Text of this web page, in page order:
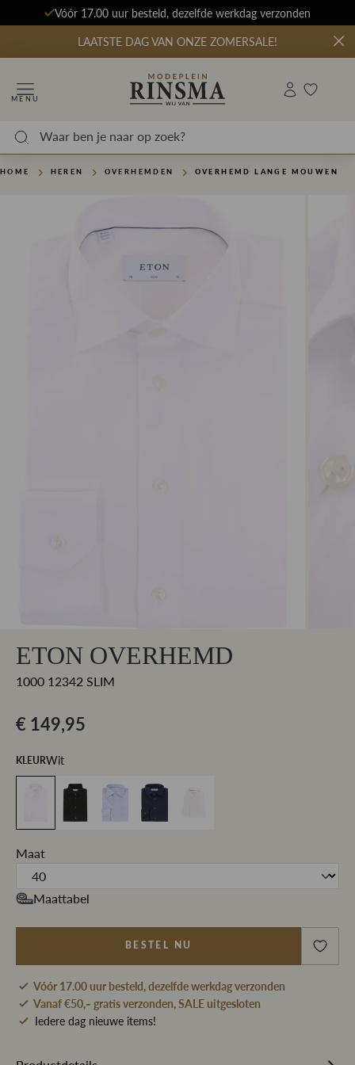
Vóór 17.00 uur besteld, dezelfde werkdag verzonden
LAATSTE DAG VAN ONZE ZOMERSALE!
MENU
HOME HEREN OVERHEMDEN OVERHEMD LANGE MOUWEN
ETON OVERHEMD
1000 12342 SLIM
€ 149,95
KLEURWit
Maat
Maattabel
BESTEL NU
Vóór 17.00 uur besteld, dezelfde werkdag verzonden
Vanaf €50,- gratis verzonden, SALE uitgesloten
Iedere dag nieuwe items!